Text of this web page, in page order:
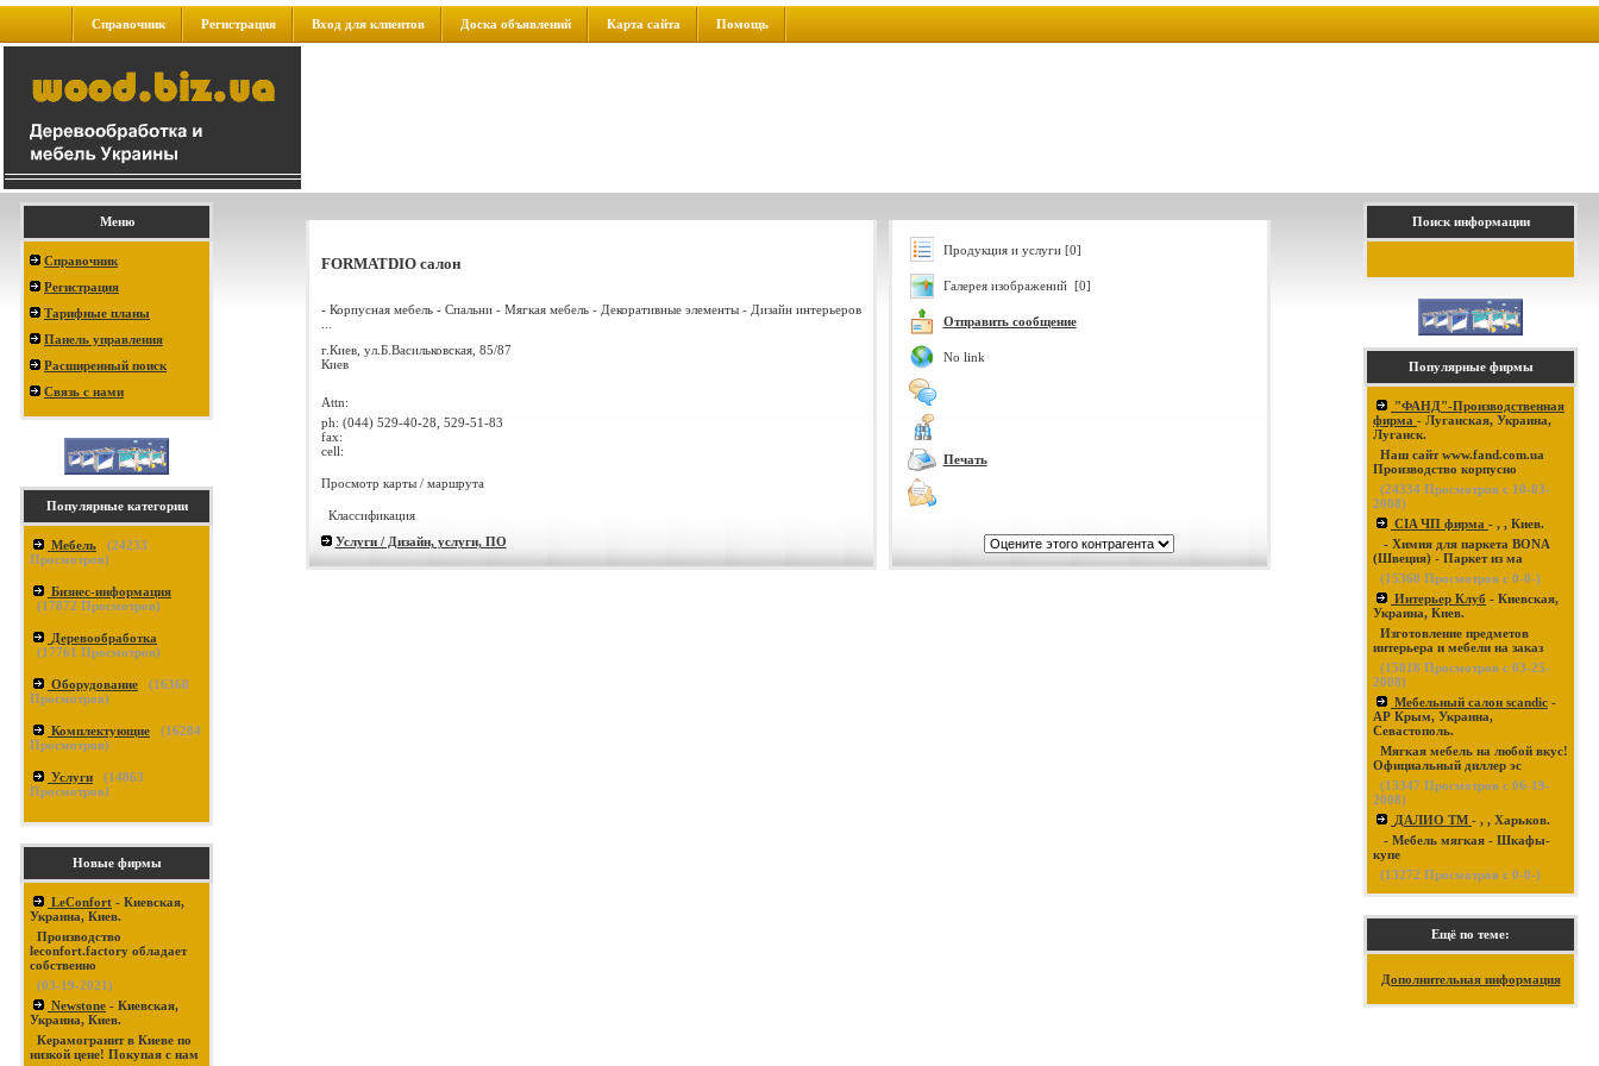
Справочник Регистрация Вход для клиентов Доска объявлений Карта сайта Помощь
Меню
Справочник
Регистрация
Тарифные планы
Панель управления
Расширенный поиск
Связь с нами
Популярные категории
Мебель (24233
Просмотров)
Бизнес-информация
(17872 Просмотров)
Деревообработка
(17761 Просмотров)
Оборудование (16368
Просмотров)
Комплектующие (16284
Просмотров)
Услуги (14863
Просмотров)
Новые фирмы
LeConfort - Киевская,
Украина, Киев.
Производство
leconfort.factory обладает
собственно
(03-19-2021)
Newstone - Киевская,
Украина, Киев.
Керамогранит в Киеве по
низкой цене! Покупая с нам
FORMATDIO салон
- Корпусная мебель - Спальни - Мягкая мебель - Декоративные элементы - Дизайн интерьеров
г.Киев, ул.Б.Васильковская, 85/87
Киев
Attn:
ph: (044) 529-40-28, 529-51-83
fax:
cell:
Просмотр карты / маршрута
Классификация
Услуги / Дизайн, услуги, ПО
Продукция и услуги [0]
Галерея изображений [0]
Отправить сообщение
No link
Печать
Поиск информации
Популярные фирмы
"ФАНД"-Производственная
фирма - Луганская, Украина,
Луганск.
Наш сайт www.fand.com.ua
Производство корпусно
(24334 Просмотров с 10-03-
2008)
CIA ЧП фирма - , , Киев.
- Химия для паркета BONA
(Швеция) - Паркет из ма
(15360 Просмотров с 0-0-)
Интерьер Клуб - Киевская,
Украина, Киев.
Изготовление предметов
интерьера и мебели на заказ
(15018 Просмотров с 03-25-
2008)
Мебельный салон scandic -
АР Крым, Украина,
Севастополь.
Мягкая мебель на любой вкус!
Официальный диллер эс
(13347 Просмотров с 06-19-
2008)
ДАЛИО ТМ - , , Харьков.
- Мебель мягкая - Шкафы-
купе
(13272 Просмотров с 0-0-)
Ещё по теме:
Дополнительная информация